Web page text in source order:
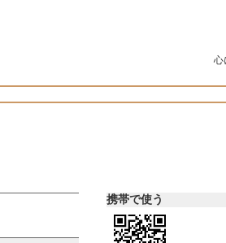
心
携帯で使う